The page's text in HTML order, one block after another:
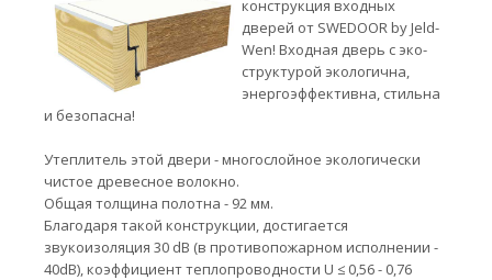
конструкция входных
дверей от SWEDOOR by Jeld-
Wen! Входная дверь с эко-
структурой экологична,
энергоэффективна, стильна
и безопасна!
Утеплитель этой двери - многослойное экологически
чистое древесное волокно.
Общая толщина полотна - 92 мм.
Благодаря такой конструкции, достигается
звукоизоляция 30 dB (в противопожарном исполнении -
40dB), коэффициент теплопроводности U ≤ 0,56 - 0,76